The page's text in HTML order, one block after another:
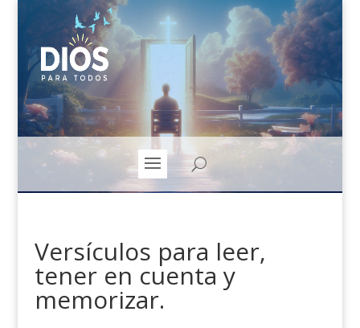
Versículos para leer,
tener en cuenta y
memorizar.